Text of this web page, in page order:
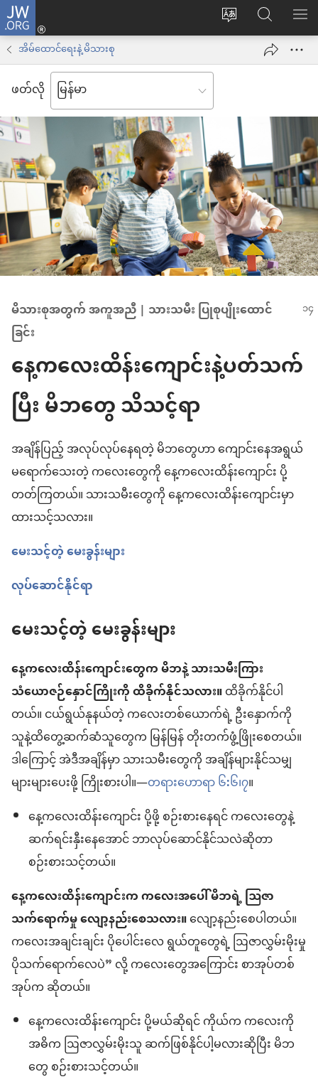
JW.ORG
ဝ
ဘာသာစကား
ကို
ပြောင်း
ပါ
Log
in
အသစ်
ဖွ
နေ
ပါ
တယ်)
JW.ORG
ရှာ
အိမ်ထောင်ရေးနဲ့ မိသားစု
ဖတ်လို
မိသားစုအတွက် အကူအညီ | သားသမီး ပြုစုပျိုးထောင်
ခြင်း
နေ့ကလေးထိန်းကျောင်းနဲ့ပတ်သက်
ပြီး မိဘတွေ သိသင့်ရာ
အချိန်ပြည့် အလုပ်လုပ်နေရတဲ့ မိဘတွေဟာ ကျောင်းနေအရွယ်
မရောက်သေးတဲ့ ကလေးတွေကို နေ့ကလေးထိန်းကျောင်း ပို့
တတ်ကြတယ်။ သားသမီးတွေကို နေ့ကလေးထိန်းကျောင်းမှာ
ထားသင့်သလား။
မေးသင့်တဲ့ မေးခွန်းများ
လုပ်ဆောင်နိုင်ရာ
မေးသင့်တဲ့ မေးခွန်းများ
နေ့ကလေးထိန်းကျောင်းတွေက မိဘနဲ့ သားသမီးကြား
သံယောဇဉ်နှောင်ကြိုးကို ထိခိုက်နိုင်သလား။ထိခိုက်နိုင်ပါ
တယ်။ ငယ်ရွယ်နုနယ်တဲ့ ကလေးတစ်ယောက်ရဲ့ ဦးနှောက်ကို
သူနဲ့ထိတွေ့ဆက်ဆံသူတွေက မြန်မြန် တိုးတက်ဖွံ့ဖြိုးစေတယ်။
ဒါကြောင့် အဲဒီအချိန်မှာ သားသမီးတွေကို အချိန်များနိုင်သမျှ
များများပေးဖို့ ကြိုးစားပါ။—တရားဟောရာ ၆:၆၊၇။
နေ့ကလေးထိန်းကျောင်း ပို့ဖို့ စဉ်းစားနေရင် ကလေးတွေနဲ့
ဆက်ရင်းနှီးနေအောင် ဘာလုပ်ဆောင်နိုင်သလဲဆိုတာ
စဉ်းစားသင့်တယ်။
နေ့ကလေးထိန်းကျောင်းက ကလေးအပေါ် မိဘရဲ့ ဩဇာ
သက်ရောက်မှု လျော့နည်းစေသလား။လျော့နည်းစေပါတယ်။
ကလေးအချင်းချင်း ပိုပေါင်းလေ ရွယ်တူတွေရဲ့ ဩဇာလွှမ်းမိုးမှု
ပိုသက်ရောက်လေပဲ” လို့ ကလေးတွေအကြောင်း စာအုပ်တစ်
အုပ်က ဆိုတယ်။
နေ့ကလေးထိန်းကျောင်း ပို့မယ်ဆိုရင် ကိုယ်က ကလေးကို
အဓိက ဩဇာလွှမ်းမိုးသူ ဆက်ဖြစ်နိုင်ပါ့မလားဆိုပြီး မိဘ
တွေ စဉ်းစားသင့်တယ်။